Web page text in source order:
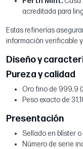
acreditada para
Estas refinerías
información verificable
Diseño y
Pureza y calidad
Oro fino de 999,9
Peso exacto de
Presentación
Sellado en blíster
Número de serie